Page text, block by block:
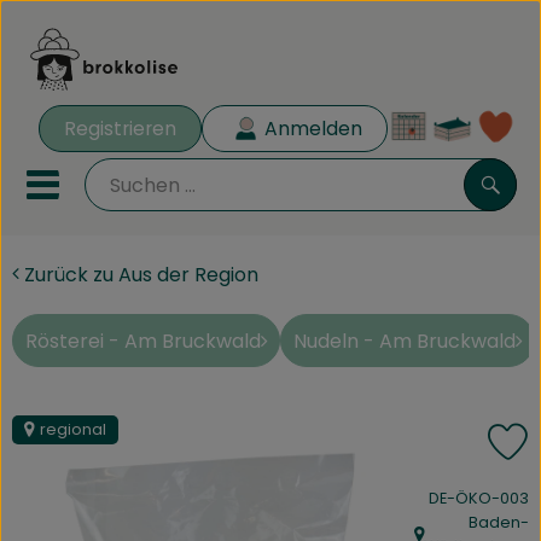
Registrieren Anmelden
Mobiles Menu öffnen oder
Biokisten
Rezeptkisten
Zurück zu Aus der Region
Rösterei - Am Bruckwald Nudeln - Am Bruckwald
regional
, Kontrollstelle:
DE-ÖKO-003
Baden-